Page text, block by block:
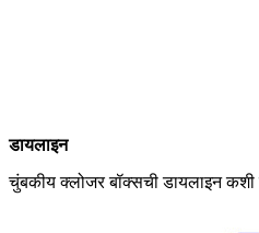
डायलाइन
चुंबकीय क्लोजर बॉक्सची डायलाइन